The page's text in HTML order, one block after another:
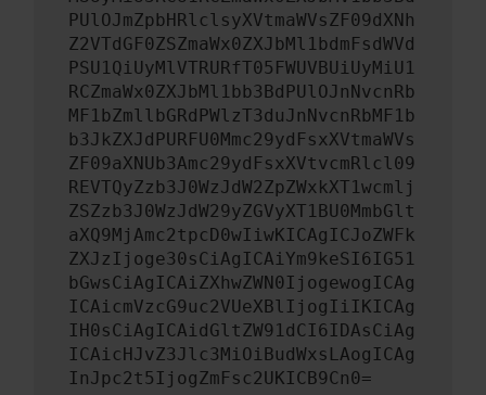
PUlOJmZpbHRlclsyXVtmaWVsZF09dXNh
Z2VTdGF0ZSZmaWx0ZXJbMl1bdmFsdWVd
PSU1QiUyMlVTRURfT05FWUVBUiUyMiU1
RCZmaWx0ZXJbMl1bb3BdPUlOJnNvcnRb
MF1bZmllbGRdPWlzT3duJnNvcnRbMF1b
b3JkZXJdPURFU0Mmc29ydFsxXVtmaWVs
ZF09aXNUb3Amc29ydFsxXVtvcmRlcl09
REVTQyZzb3J0WzJdW2ZpZWxkXT1wcmlj
ZSZzb3J0WzJdW29yZGVyXT1BU0MmbGlt
aXQ9MjAmc2tpcD0wIiwKICAgICJoZWFk
ZXJzIjoge30sCiAgICAiYm9keSI6IG51
bGwsCiAgICAiZXhwZWN0IjogewogICAg
ICAicmVzcG9uc2VUeXBlIjogIiIKICAg
IH0sCiAgICAidGltZW91dCI6IDAsCiAg
ICAicHJvZ3Jlc3MiOiBudWxsLAogICAg
InJpc2t5IjogZmFsc2UKICB9Cn0=